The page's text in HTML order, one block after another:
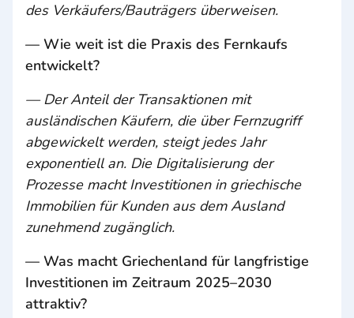
des Verkäufers/Bauträgers überweisen.
— Wie weit ist die Praxis des Fernkaufs
entwickelt?
— Der Anteil der Transaktionen mit
ausländischen Käufern, die über Fernzugriff
abgewickelt werden, steigt jedes Jahr
exponentiell an. Die Digitalisierung der
Prozesse macht Investitionen in griechische
Immobilien für Kunden aus dem Ausland
zunehmend zugänglich.
— Was macht Griechenland für langfristige
Investitionen im Zeitraum 2025–2030
attraktiv?